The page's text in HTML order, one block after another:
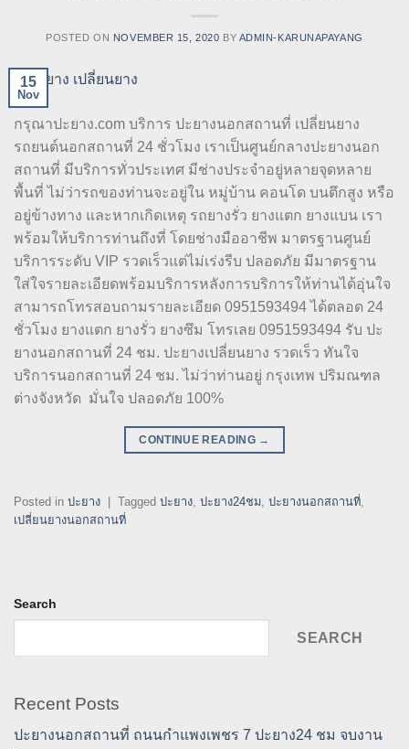
POSTED ON NOVEMBER 15, 2020 BY ADMIN-KARUNAPAYANG
15
Nov
กรุณาปะยาง.com บริการ ปะยางนอกสถานที่ เปลี่ยนยาง
รถยนต์นอกสถานที่ 24 ชั่วโมง เราเป็นศูนย์กลางปะยางนอก
สถานที่ มีบริการทั่วประเทศ มีช่างประจำอยู่หลายจุดหลาย
พื้นที่ ไม่ว่ารถของท่านจะอยู่ใน หมู่บ้าน คอนโด บนตึกสูง หรือ
อยู่ข้างทาง และหากเกิดเหตุ รถยางรั่ว ยางแตก ยางแบน เรา
พร้อมให้บริการท่านถึงที่ โดยช่างมืออาชีพ มาตรฐานศูนย์
บริการระดับ VIP รวดเร็วแต่ไม่เร่งรีบ ปลอดภัย มีมาตรฐาน
ใส่ใจรายละเอียดพร้อมบริการหลังการบริการให้ท่านได้อุ่นใจ
สามารถโทรสอบถามรายละเอียด 0951593494 ได้ตลอด 24
ชั่วโมง ยางแตก ยางรั่ว ยางซึม โทรเลย 0951593494 รับ ปะ
ยางนอกสถานที่ 24 ชม. ปะยางเปลี่ยนยาง รวดเร็ว ทันใจ
บริการนอกสถานที่ 24 ชม. ไม่ว่าท่านอยู่ กรุงเทพ ปริมณฑล
ต่างจังหวัด มั่นใจ ปลอดภัย 100%
CONTINUE READING →
Posted in ปะยาง Tagged ปะยาง, ปะยาง24ชม, ปะยางนอกสถานที่,
เปลี่ยนยางนอกสถานที่
Search
SEARCH
Recent Posts
ปะยางนอกสถานที่ ถนนกำแพงเพชร 7 ปะยาง24 ชม จบงาน